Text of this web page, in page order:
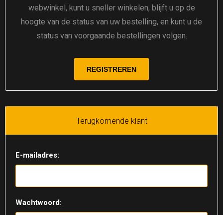
webwinkel, kunt u sneller winkelen, blijft u op de
hoogte van de status van uw bestelling, en kunt u de
status van voorgaande bestellingen volgen.
Terugkomende klant
E-mailadres:
Wachtwoord: